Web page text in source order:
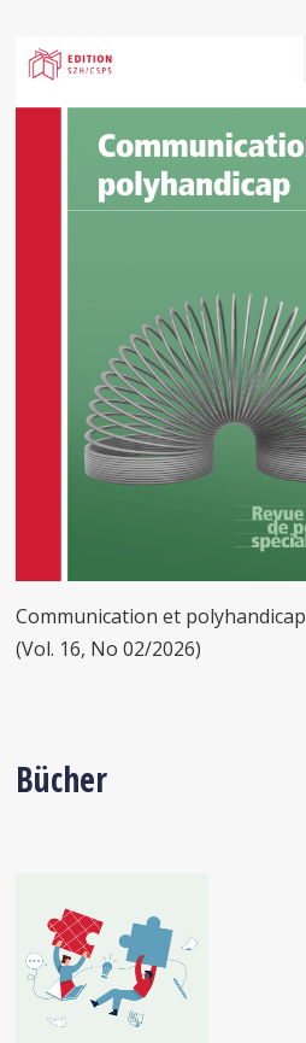
Communication et polyhandicap
(Vol. 16, No 02/2026)
Bücher